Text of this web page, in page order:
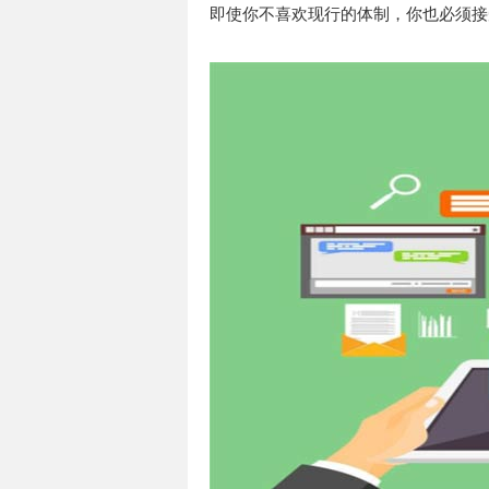
即使你不喜欢现行的体制，你也必须